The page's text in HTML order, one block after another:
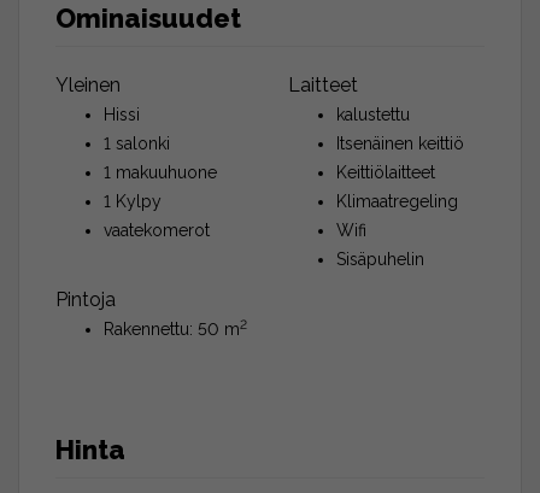
Ominaisuudet
Yleinen
Hissi
1 salonki
1 makuuhuone
1 Kylpy
vaatekomerot
Pintoja
Rakennettu: 50 m2
Laitteet
kalustettu
Itsenäinen keittiö
Keittiölaitteet
Klimaatregeling
Wifi
Sisäpuhelin
Hinta